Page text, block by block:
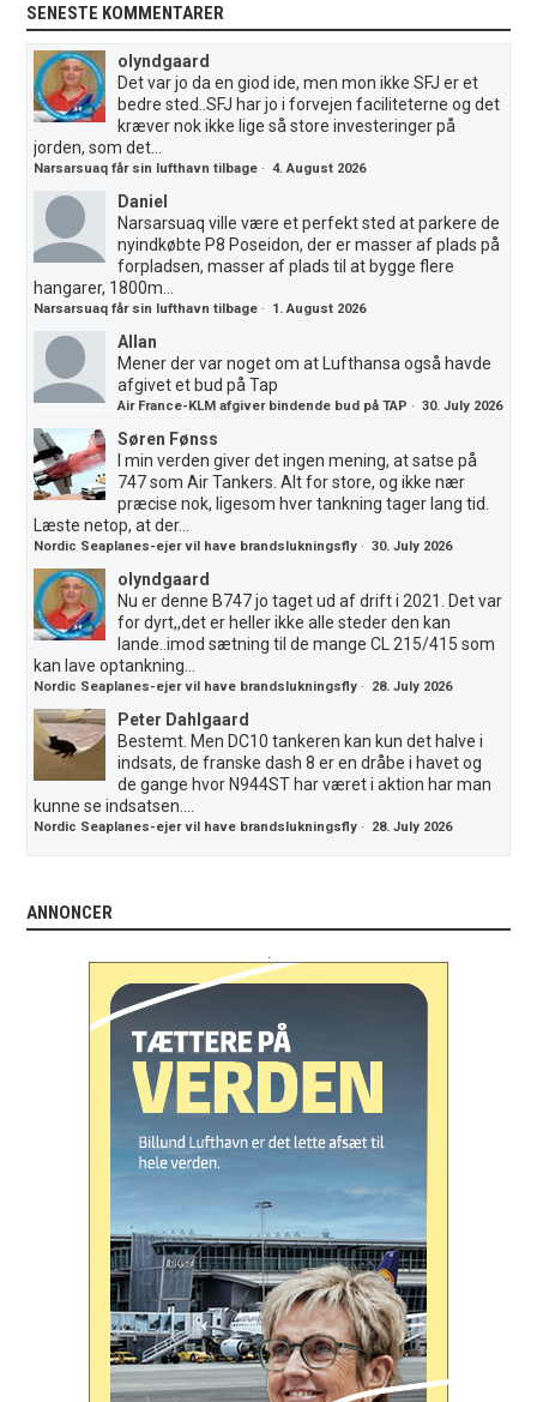
SENESTE KOMMENTARER
olyndgaard
Det var jo da en giod ide, men mon ikke SFJ er et
bedre sted..SFJ har jo i forvejen faciliteterne og det
kræver nok ikke lige så store investeringer på
jorden, som det...
Narsarsuaq får sin lufthavn tilbage ·4. August 2026
Daniel
Narsarsuaq ville være et perfekt sted at parkere de
nyindkøbte P8 Poseidon, der er masser af plads på
forpladsen, masser af plads til at bygge flere
hangarer, 1800m...
Narsarsuaq får sin lufthavn tilbage · 1. August 2026
Allan
Mener der var noget om at Lufthansa også havde
afgivet et bud på Tap
Air France-KLM afgiver bindende bud på TAP ·30. July 2026
Søren Fønss
I min verden giver det ingen mening, at satse på
747 som Air Tankers. Alt for store, og ikke nær
præcise nok, ligesom hver tankning tager lang tid.
Læste netop, at der...
Nordic Seaplanes-ejer vil have brandslukningsfly ·30. July 2026
olyndgaard
Nu er denne B747 jo taget ud af drift i 2021. Det var
for dyrt,,det er heller ikke alle steder den kan
lande..imod sætning til de mange CL 215/415 som
kan lave optankning...
Nordic Seaplanes-ejer vil have brandslukningsfly · 28. July 2026
Peter Dahlgaard
Bestemt. Men DC10 tankeren kan kun det halve i
indsats, de franske dash 8 er en dråbe i havet og
de gange hvor N944ST har været i aktion har man
kunne se indsatsen....
Nordic Seaplanes-ejer vil have brandslukningsfly · 28. July 2026
ANNONCER